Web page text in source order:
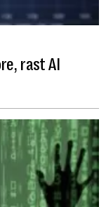
rast AI